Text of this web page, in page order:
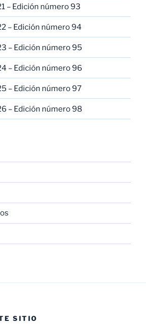
– Edición número 93
– Edición número 94
– Edición número 95
– Edición número 96
– Edición número 97
– Edición número 98
SITIO